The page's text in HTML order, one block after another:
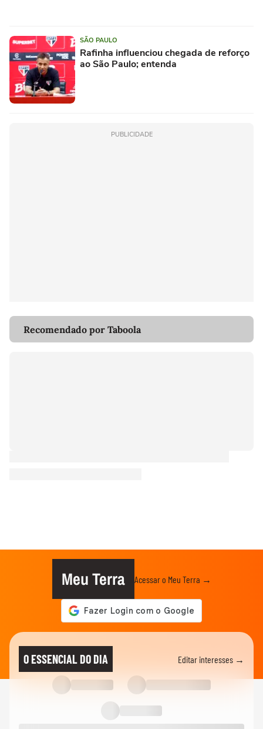
SÃO PAULO
Rafinha influenciou chegada de reforço
ao São Paulo; entenda
PUBLICIDADE
Recomendado por Taboola
Meu Terra Acessar o Meu Terra →
O ESSENCIAL DO DIA Editar interesses →